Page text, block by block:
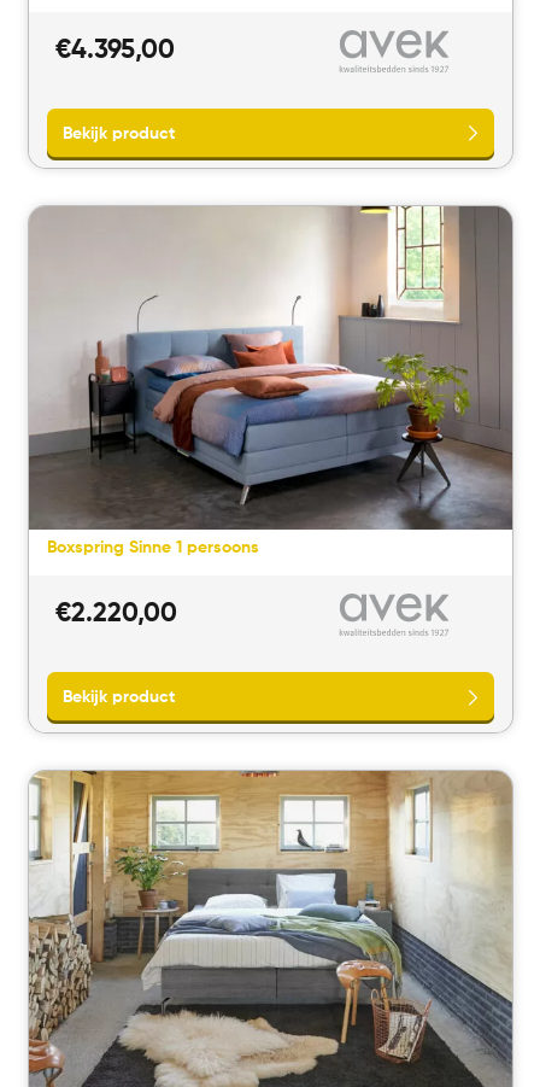
€4.395,00
Bekijk product
Boxspring Sinne 1 persoons
€2.220,00
Bekijk product